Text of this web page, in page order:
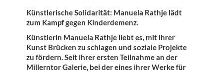
Künstlerische Solidarität: Manuela Rathje lädt
zum Kampf gegen Kinderdemenz.
Künstlerin Manuela Rathje liebt es, mit ihrer
Kunst Brücken zu schlagen und soziale Projekte
zu fördern. Seit ihrer ersten Teilnahme an der
Millerntor Galerie, bei der eines ihrer Werke für